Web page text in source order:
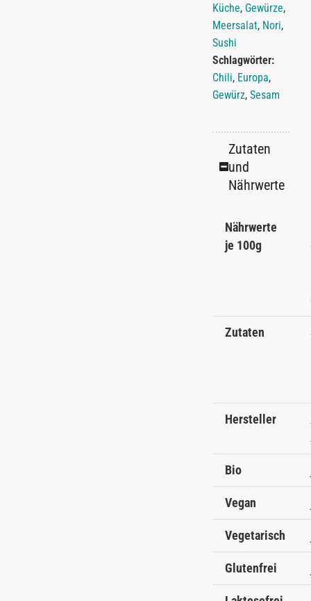
Küche, Gewürze,
Meersalat, Nori,
Sushi
Schlagwörter:
Chili, Europa,
Gewürz,Sesam
Zutaten
und
Nährwerte
Nährwerte
je 100g
Zutaten
Hersteller
Bio
Vegan
Vegetarisch
Glutenfrei